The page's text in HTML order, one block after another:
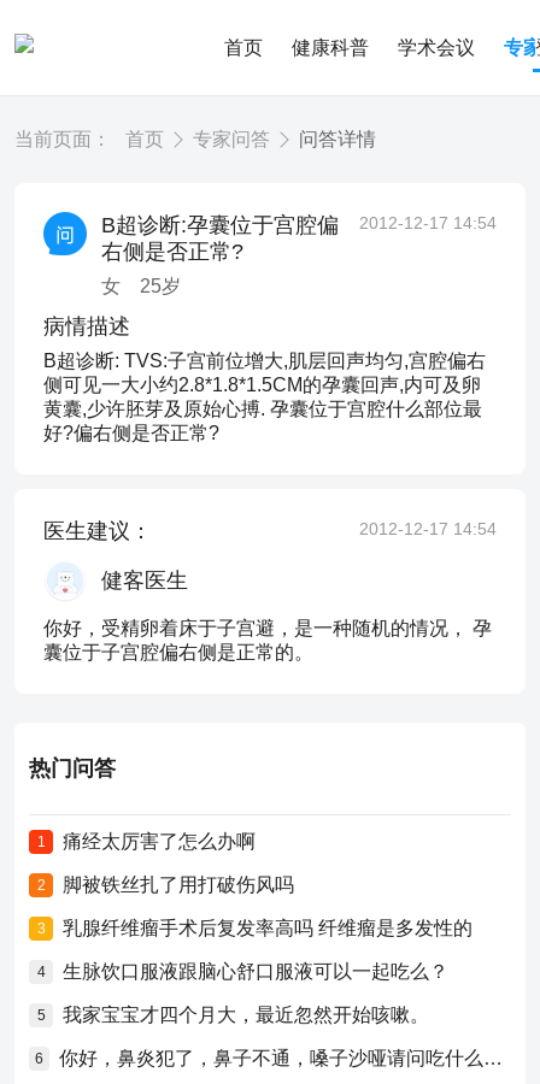
首页 健康科普 学术会议 专
当前页面： 首页 专家问答 问答详情
B超诊断:孕囊位于宫腔偏
右侧是否正常?
女 25岁
2012-12-17 14:54
病情描述
B超诊断: TVS:子宫前位增大,肌层回声均匀,宫腔偏右
侧可见一大小约2.8*1.8*1.5CM的孕囊回声,内可及卵
黄囊,少许胚芽及原始心搏. 孕囊位于宫腔什么部位最
好?偏右侧是否正常?
医生建议： 2012-12-17 14:54
健客医生
你好，受精卵着床于子宫避，是一种随机的情况， 孕
囊位于子宫腔偏右侧是正常的。
热门问答
1 痛经太厉害了怎么办啊
2 脚被铁丝扎了用打破伤风吗
3 乳腺纤维瘤手术后复发率高吗 纤维瘤是多发性的
4 生脉饮口服液跟脑心舒口服液可以一起吃么？
5 我家宝宝才四个月大，最近忽然开始咳嗽。
6 你好，鼻炎犯了，鼻子不通，嗓子沙哑请问吃什么药比较好？